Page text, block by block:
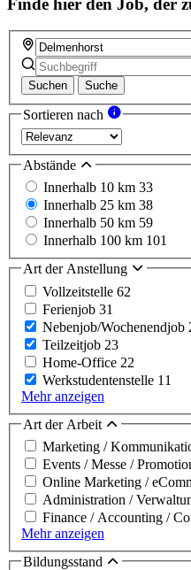
Finde hier den Job, der
Suchen Suche
Sortieren nach
Abstände
Innerhalb 10 km 33
Innerhalb 25 km 38
Innerhalb 50 km 59
Innerhalb 100 km 101
Art der Anstellung
Vollzeitstelle 62
Ferienjob 31
Nebenjob/Wochenendjob
Teilzeitjob 23
Home-Office 22
Werkstudentenstelle 11
Mehr anzeigen
Art der Arbeit
Marketing /
Events / Messe /
Online Marketing /
Administration /
Finance / Accounting /
Mehr anzeigen
Bildungsstand